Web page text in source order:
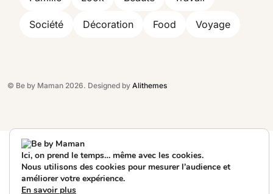
Société Décoration Food Voyage
© Be by Maman 2026. Designed by Alithemes
Ici, on prend le temps… même avec les cookies.
Nous utilisons des cookies pour mesurer l’audience et
améliorer votre expérience.
En savoir plus